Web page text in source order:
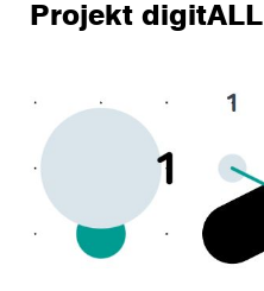
Projekt digitALL